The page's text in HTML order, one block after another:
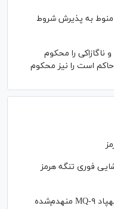
منوط به پذیرش شروط
ناگازاکی را محکوم
است را نیز محکوم
فوری تنگه هرمز
اولین تصاویر لاشه F-۱۵ آمریکا و پهپاد MQ-۹ منهدم‌شده